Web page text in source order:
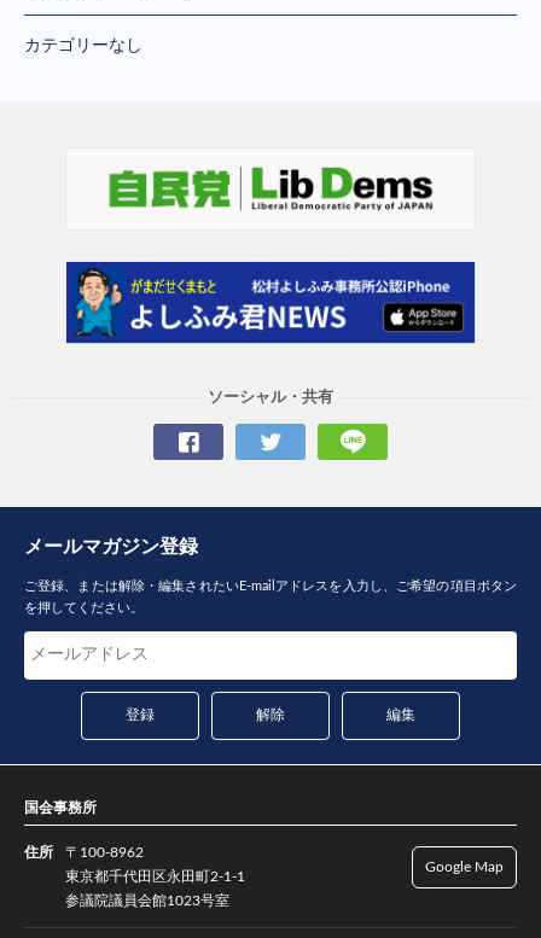
カテゴリーなし
ソーシャル・共有
メールマガジン登録
ご登録、または解除・編集されたいE-mailアドレスを入力し、ご希望の項目ボタン
を押してください。
国会事務所
住所
〒100-8962
東京都千代田区永田町2-1-1
参議院議員会館1023号室
Google Map